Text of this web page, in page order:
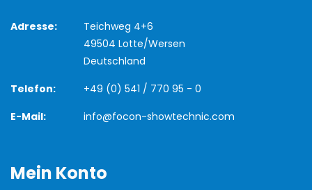
Adresse:
Teichweg 4+6
49504 Lotte/Wersen
Deutschland
Telefon:
+49 (0) 541 / 770 95 - 0
E-Mail:
info@focon-showtechnic.com
Mein Konto